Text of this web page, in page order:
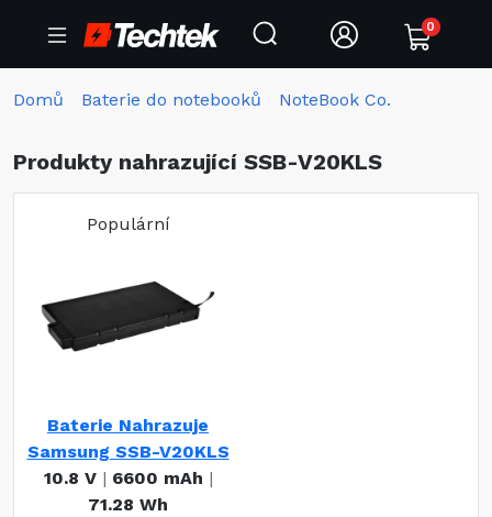
0
Domů Baterie do notebooků NoteBook Co.
Produkty nahrazující SSB-V20KLS
Populární
Baterie Nahrazuje
Samsung SSB-V20KLS
10.8 V | 6600 mAh |
71.28 Wh